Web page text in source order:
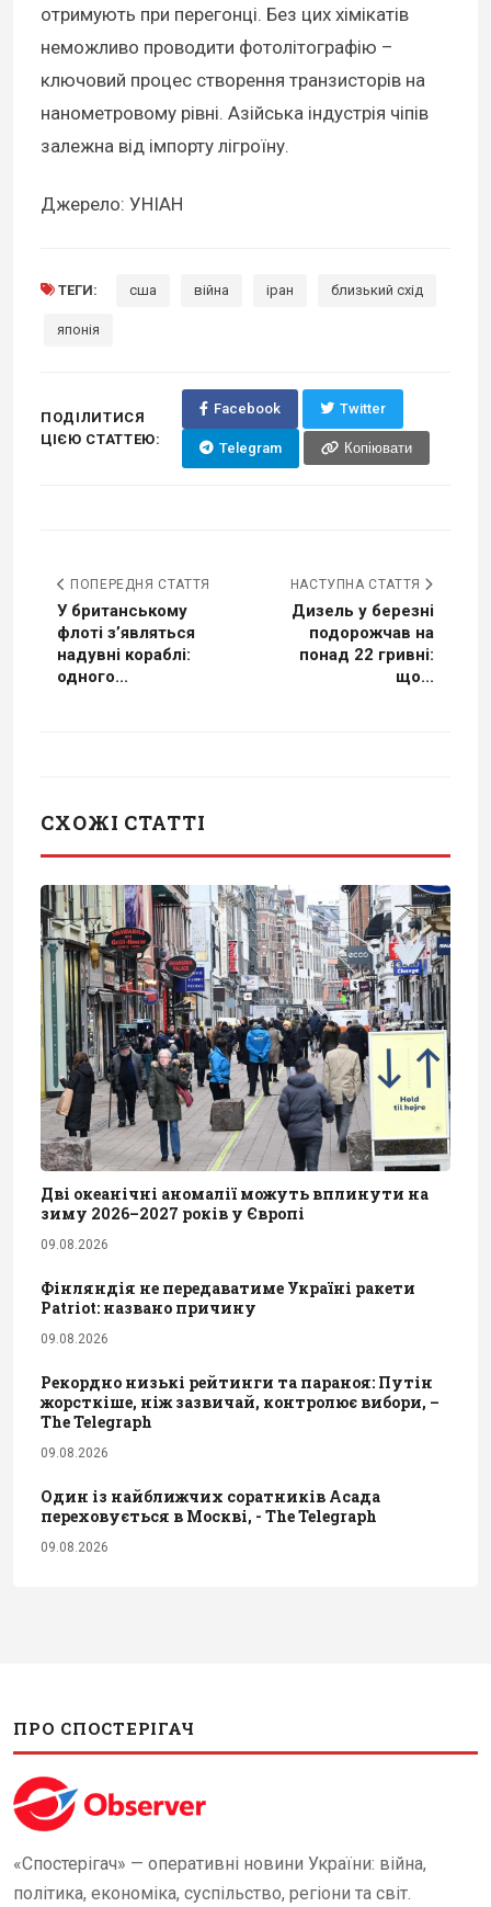
отримують при перегонці. Без цих хімікатів
неможливо проводити фотолітографію –
ключовий процес створення транзисторів на
нанометровому рівні. Азійська індустрія чіпів
залежна від імпорту лігроїну.
Джерело: УНІАН
ТЕГИ: сша війна іран близький схід
японія
ПОДІЛИТИСЯ
ЦІЄЮ СТАТТЕЮ:
Facebook Twitter
Telegram Копіювати
ПОПЕРЕДНЯ СТАТТЯ
У британському
флоті зʼявляться
надувні кораблі:
одного...
НАСТУПНА СТАТТЯ
Дизель у березні
подорожчав на
понад 22 гривні:
що...
СХОЖІ СТАТТІ
Дві океанічні аномалії можуть вплинути на
зиму 2026–2027 років у Європі
09.08.2026
Фінляндія не передаватиме Україні ракети
Patriot: названо причину
09.08.2026
Рекордно низькі рейтинги та параноя: Путін
жорсткіше, ніж зазвичай, контролює вибори, –
The Telegraph
09.08.2026
Один із найближчих соратників Асада
переховується в Москві, - The Telegraph
09.08.2026
ПРО СПОСТЕРІГАЧ
«Спостерігач» — оперативні новини України: війна,
політика, економіка, суспільство, регіони та світ.